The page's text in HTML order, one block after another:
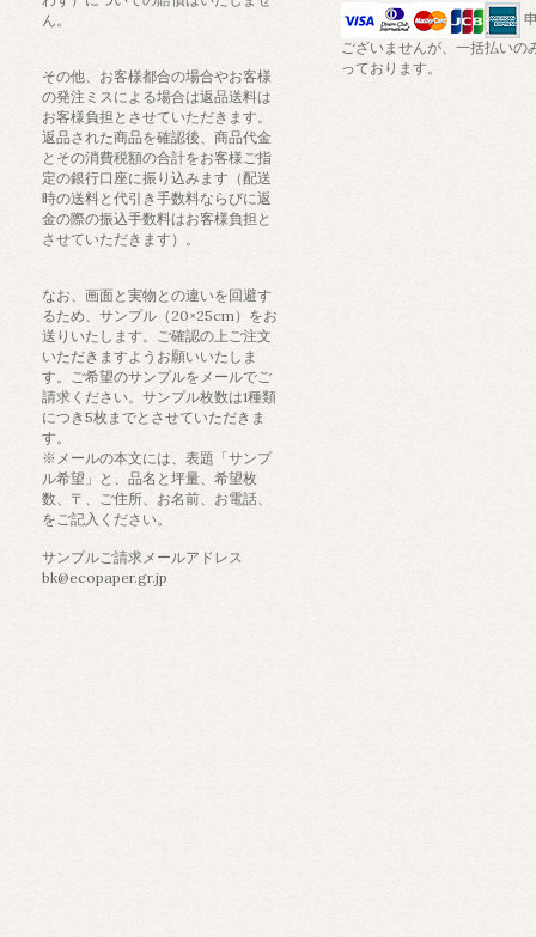
ん。
その他、お客様都合の場合やお客様
の発注ミスによる場合は返品送料は
お客様負担とさせていただきます。
返品された商品を確認後、商品代金
とその消費税額の合計をお客様ご指
定の銀行口座に振り込みます（配送
時の送料と代引き手数料ならびに返
金の際の振込手数料はお客様負担と
させていただきます）。
なお、画面と実物との違いを回避す
るため、サンプル（20×25cm）をお
送りいたします。ご確認の上ご注文
いただきますようお願いいたしま
す。ご希望のサンプルをメールでご
請求ください。サンプル枚数は1種類
につき5枚までとさせていただきま
す。
※メールの本文には、表題「サンプ
ル希望」と、品名と坪量、希望枚
数、〒、ご住所、お名前、お電話、
をご記入ください。
サンプルご請求メールアドレス
bk@ecopaper.gr.jp
ございませんが、一括払いの
っております。